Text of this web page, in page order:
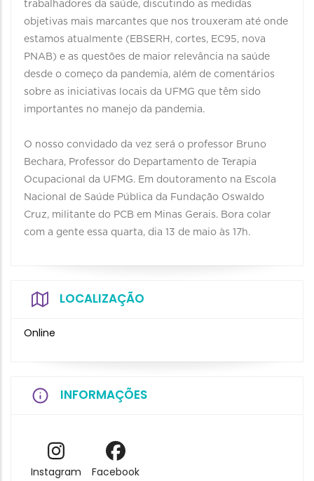
trabalhadores da saúde, discutindo as medidas
objetivas mais marcantes que nos trouxeram até onde
estamos atualmente (EBSERH, cortes, EC95, nova
PNAB) e as questões de maior relevância na saúde
desde o começo da pandemia, além de comentários
sobre as iniciativas locais da UFMG que têm sido
importantes no manejo da pandemia.
O nosso convidado da vez será o professor Bruno
Bechara, Professor do Departamento de Terapia
Ocupacional da UFMG. Em doutoramento na Escola
Nacional de Saúde Pública da Fundação Oswaldo
Cruz, militante do PCB em Minas Gerais. Bora colar
com a gente essa quarta, dia 13 de maio às 17h.
LOCALIZAÇÃO
Online
INFORMAÇÕES
Instagram Facebook